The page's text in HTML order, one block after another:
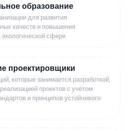
образование
для развития
качеств и повышения
сфере
проектировщики
которые занимается разработкой,
проектов с учётом
и принципов устойчивого